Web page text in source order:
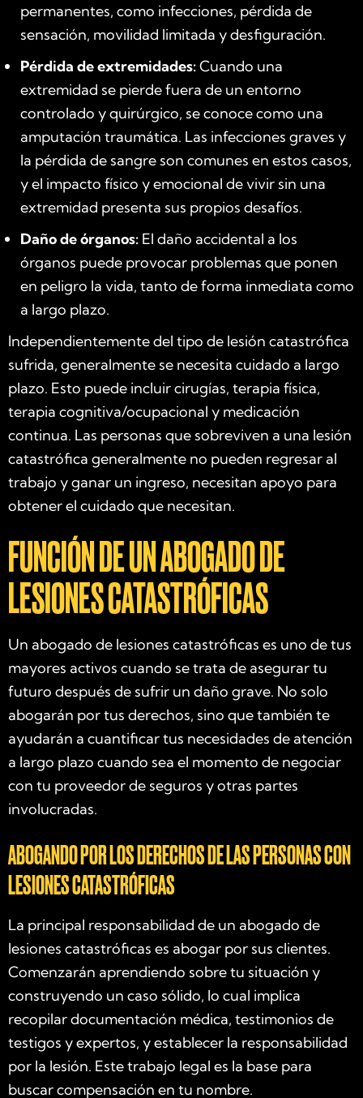
permanentes, como infecciones, pérdida de
sensación, movilidad limitada y desfiguración.
Pérdida de extremidades:Cuando una
extremidad se pierde fuera de un entorno
controlado y quirúrgico, se conoce como una
amputación traumática. Las infecciones graves y
la pérdida de sangre son comunes en estos casos,
y el impacto físico y emocional de vivir sin una
extremidad presenta sus propios desafíos.
Daño de órganos: El daño accidental a los
órganos puede provocar problemas que ponen
en peligro la vida, tanto de forma inmediata como
a largo plazo.
Independientemente del tipo de lesión catastrófica
sufrida, generalmente se necesita cuidado a largo
plazo. Esto puede incluir cirugías, terapia física,
terapia cognitiva/ocupacional y medicación
continua. Las personas que sobreviven a una lesión
catastrófica generalmente no pueden regresar al
trabajo y ganar un ingreso, necesitan apoyo para
obtener el cuidado que necesitan.
FUNCIÓN DE UN ABOGADO DE
LESIONES CATASTRÓFICAS
Un abogado de lesiones catastróficas es uno de tus
mayores activos cuando se trata de asegurar tu
futuro después de sufrir un daño grave. No solo
abogarán por tus derechos, sino que también te
ayudarán a cuantificar tus necesidades de atención
a largo plazo cuando sea el momento de negociar
con tu proveedor de seguros y otras partes
involucradas.
ABOGANDO POR LOS DERECHOS DE LAS PERSONAS CON
LESIONES CATASTRÓFICAS
La principal responsabilidad de un abogado de
lesiones catastróficas es abogar por sus clientes.
Comenzarán aprendiendo sobre tu situación y
construyendo un caso sólido, lo cual implica
recopilar documentación médica, testimonios de
testigos y expertos, y establecer la responsabilidad
por la lesión. Este trabajo legal es la base para
buscar compensación en tu nombre.